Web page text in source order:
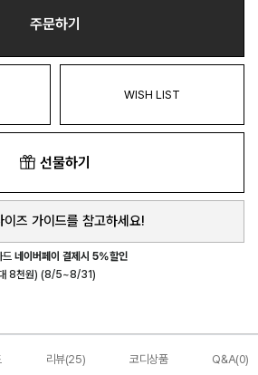
주문하기
WISH LIST
선물하기
이즈 가이드를 참고하세요!
드네이버페이 결제시 5%할인
8천원) (8/5~8/31)
리뷰(25) 코디상품 Q&A(0)